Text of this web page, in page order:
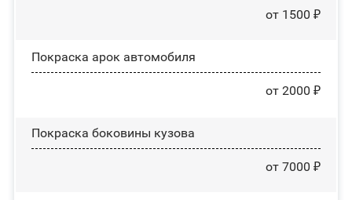
от 1500 ₽
Покраска арок автомобиля
от 2000 ₽
Покраска боковины кузова
от 7000 ₽